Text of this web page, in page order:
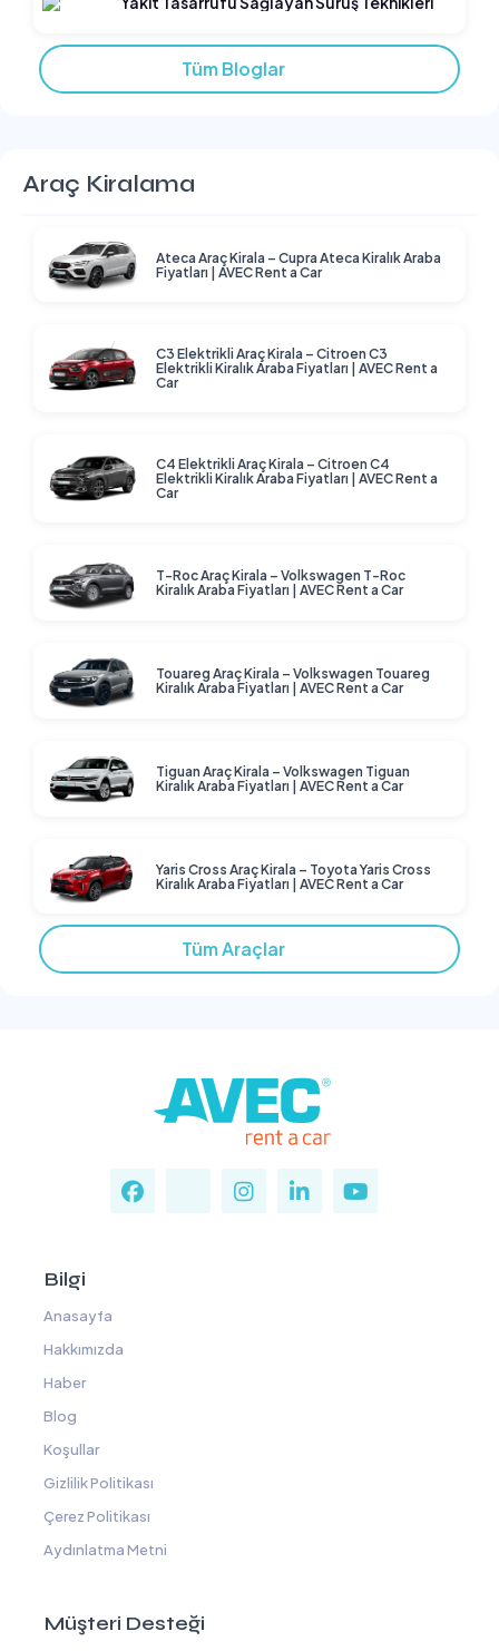
Tüm Bloglar
Araç Kiralama
Ateca Araç Kirala – Cupra Ateca Kiralık Araba
Fiyatları | AVEC Rent a Car
C3 Elektrikli Araç Kirala – Citroen C3
Elektrikli Kiralık Araba Fiyatları | AVEC Rent a
Car
C4 Elektrikli Araç Kirala – Citroen C4
Elektrikli Kiralık Araba Fiyatları | AVEC Rent a
Car
T-Roc Araç Kirala – Volkswagen T-Roc
Kiralık Araba Fiyatları | AVEC Rent a Car
Touareg Araç Kirala – Volkswagen Touareg
Kiralık Araba Fiyatları | AVEC Rent a Car
Tiguan Araç Kirala – Volkswagen Tiguan
Kiralık Araba Fiyatları | AVEC Rent a Car
Yaris Cross Araç Kirala – Toyota Yaris Cross
Kiralık Araba Fiyatları | AVEC Rent a Car
Tüm Araçlar
Bilgi
Anasayfa
Hakkımızda
Haber
Blog
Koşullar
Gizlilik Politikası
Çerez Politikası
Aydınlatma Metni
Müşteri Desteği